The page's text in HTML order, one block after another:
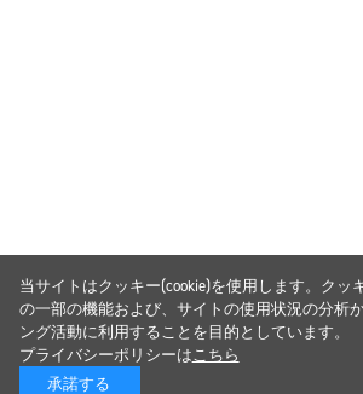
当サイトはクッキー(cookie)を使用します。クッ
の一部の機能および、サイトの使用状況の分析
ング活動に利用することを目的としています。
プライバシーポリシーはこちら
承諾する